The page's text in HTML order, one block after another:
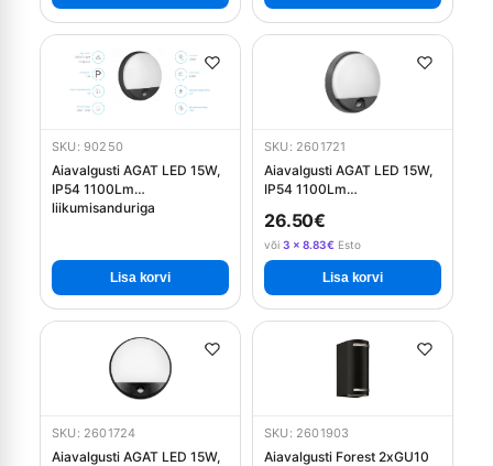
SKU: 90250
Aiavalgusti AGAT LED 15W,
IP54 1100Lm
liikumisanduriga
Lisa korvi
SKU: 2601721
Aiavalgusti AGAT LED 15W,
IP54 1100Lm
26.50€
või 3 × 8.83€ Esto
Lisa korvi
SKU: 2601724
Aiavalgusti AGAT LED 15W,
SKU: 2601903
Aiavalgusti Forest 2xGU10